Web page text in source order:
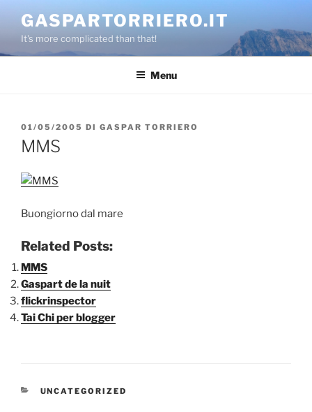
contenuto
GASPARTORRIERO.IT
It's more complicated than that!
Menu
PUBBLICATO
IL
01/05/2005 DI GASPAR TORRIERO
MMS
Buongiorno dal mare
Related Posts:
MMS
Gaspart de la nuit
flickrinspector
Tai Chi per blogger
CATEGORIE
UNCATEGORIZED